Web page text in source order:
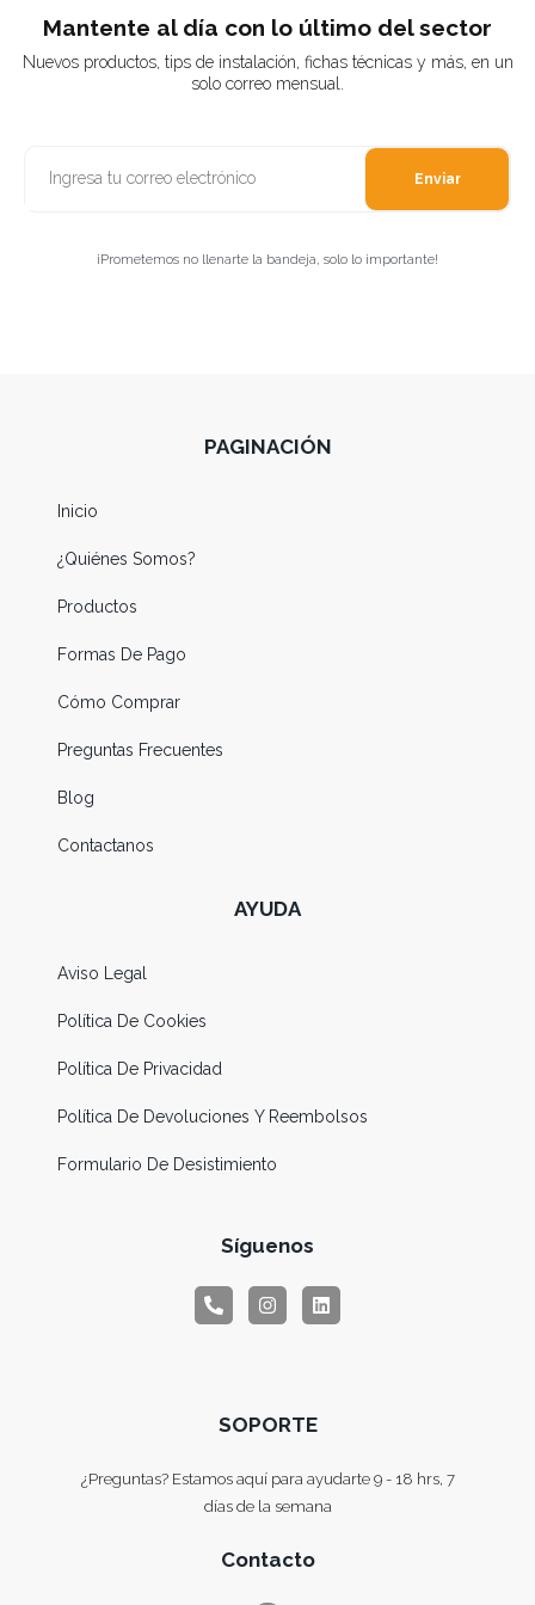
Mantente al día con lo último del sector
Nuevos productos, tips de instalación, fichas técnicas y más, en un
solo correo mensual.
Enviar
¡Prometemos no llenarte la bandeja, solo lo importante!
PAGINACIÓN
Inicio
¿Quiénes Somos?
Productos
Formas De Pago
Cómo Comprar
Preguntas Frecuentes
Blog
Contactanos
AYUDA
Aviso Legal
Política De Cookies
Política De Privacidad
Política De Devoluciones Y Reembolsos
Formulario De Desistimiento
Síguenos
SOPORTE
¿Preguntas? Estamos aquí para ayudarte 9 - 18 hrs, 7
días de la semana
Contacto